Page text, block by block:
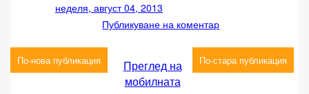
неделя, август 04, 2013
Публикуване на коментар
По-нова публикация По-стара публикация
Преглед на
мобилната